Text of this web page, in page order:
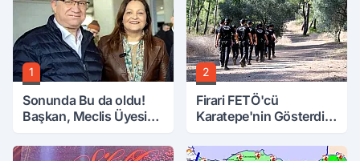
1
Sonunda Bu da oldu!
Başkan, Meclis Üyesini
Attırdı
2
Firari FETÖ'cü
Karatepe'nin Gösterdiği
Aranıyor